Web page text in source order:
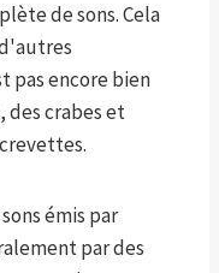
de sons. Cela
pas encore bien
des crabes et
émis par
par des